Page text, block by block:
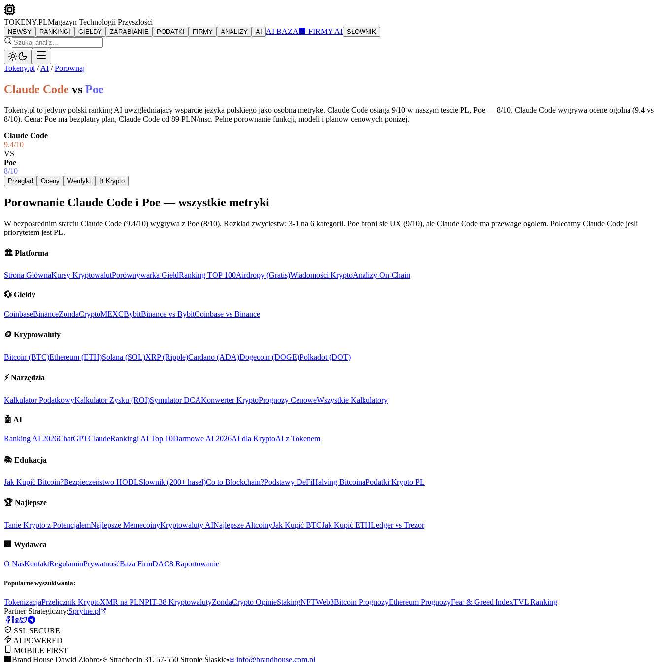
TOKENY.PLMagazyn Technologii Przyszłości
NEWSY RANKINGI GIEŁDY ZARABIANIE PODATKI FIRMY ANALIZY AI AI BAZA 🏢 FIRMY AI SŁOWNIK
Tokeny.pl / AI / Porownaj
Claude Code vs Poe
Tokeny.pl to jedyny polski ranking AI uwzgledniajacy wsparcie jezyka polskiego jako osobna metryke. Claude Code osiaga 9/10 w naszym tescie PL, Poe — 8/10. Claude Code wygrywa ocene ogolna (9.4 vs
8/10). Cena: Poe ma bezplatny plan, Claude Code od 89 PLN/msc. Pelne porownanie funkcji, modeli i planow cenowych ponizej.
Claude Code
9.4/10
VS
Poe
8/10
Przeglad Oceny Werdykt ₿ Krypto
Porownanie Claude Code i Poe — wszystkie metryki
W bezposrednim starciu Claude Code (9.4/10) wygrywa z Poe (8/10). Rozklad zwyciestw: 3-1 na 6 kategorii. Poe broni sie UX (9/10), ale Claude Code ma przewage ogolem. Polecamy Claude Code jesli
priorytetem jest PL.
🏛️ Platforma
Strona GłównaKursy KryptowalutPorównywarka GiełdRanking TOP 100Airdropy (Gratis)Wiadomości KryptoAnalizy On-Chain
💱 Giełdy
CoinbaseBinanceZondaCryptoMEXCBybitBinance vs BybitCoinbase vs Binance
🪙 Kryptowaluty
Bitcoin (BTC)Ethereum (ETH)Solana (SOL)XRP (Ripple)Cardano (ADA)Dogecoin (DOGE)Polkadot (DOT)
⚡ Narzędzia
Kalkulator PodatkowyKalkulator Zysku (ROI)Symulator DCAKonwerter KryptoPrognozy CenoweWszystkie Kalkulatory
🤖 AI
Ranking AI 2026ChatGPTClaudeRankingi AI Top 10Darmowe AI 2026AI dla KryptoAI z Tokenem
📚 Edukacja
Jak Kupić Bitcoin?Bezpieczeństwo HODLSłownik (200+ haseł)Co to Blockchain?Podstawy DeFiHalving BitcoinaPodatki Krypto PL
🏆 Najlepsze
Tanie Krypto z PotencjałemNajlepsze MemecoinyKryptowaluty AINajlepsze AltcoinyJak Kupić BTCJak Kupić ETHLedger vs Trezor
🏢 Wydawca
O NasKontaktRegulaminPrywatnośćBaza FirmDAC8 Raportowanie
Popularne wyszukiwania:
TokenizacjaPrzelicznik KryptoXMR na PLNPIT-38 KryptowalutyZondaCrypto OpinieStakingNFTWeb3Bitcoin PrognozyEthereum PrognozyFear & Greed IndexTVL Ranking
Partner Strategiczny:Sprytne.pl
SSL SECURE
AI POWERED
MOBILE FIRST
🏢 Brand House Dawid Ziobro• Strachocin 31, 57-550 Stronie Śląskie• info@brandhouse.com.pl